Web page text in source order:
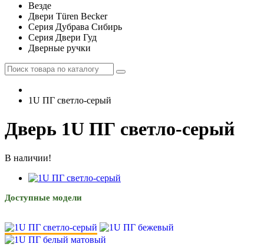
Везде
Двери Türen Becker
Серия Дубрава Сибирь
Серия Двери Гуд
Дверные ручки
1U ПГ светло-серый
Дверь 1U ПГ светло-серый
В наличии!
Доступные модели